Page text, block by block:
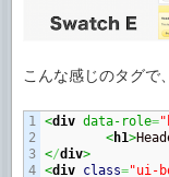
こんな感じのタグで
1
2
3
4
<div data-role=
<h1>
</div>
<div class="ui-